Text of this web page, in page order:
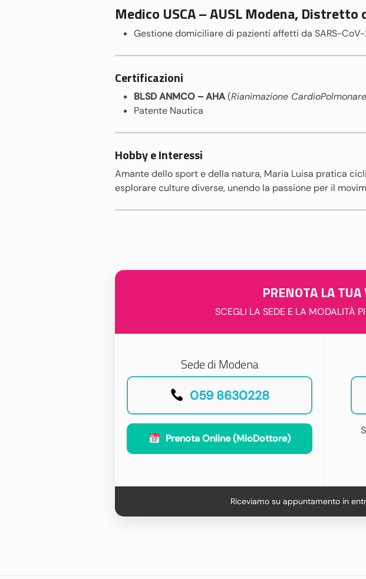
Medico USCA – AUSL Modena, Distretto
Gestione domiciliare di pazienti affetti da SARS-
Certificazioni
BLSD ANMCO – AHA(Rianimazione
Patente Nautica
Hobby e Interessi
Amante dello sport e della natura, Maria Luisa pratica
esplorare culture diverse, unendo la passione per il
PRENOTA LA
SCEGLI LA SEDE E LA MODALITÀ
Sede di Modena
059 8630228
Prenota Online (MioDottore)
Riceviamo su appuntamento in